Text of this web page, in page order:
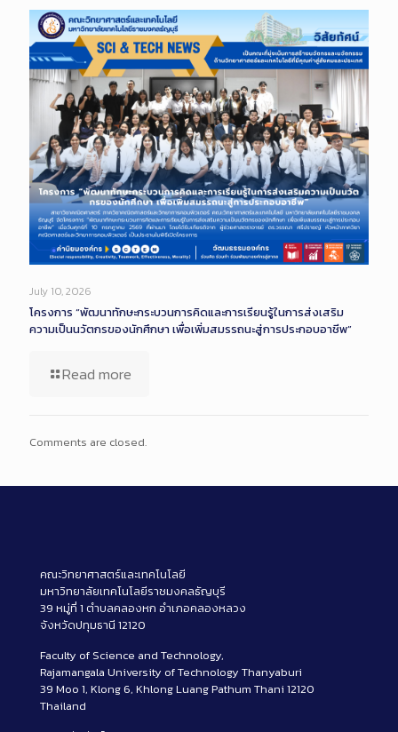
July 10, 2026
โครงการ “พัฒนาทักษะกระบวนการคิดและการเรียนรู้ในการส่งเสริม
ความเป็นนวัตกรของนักศึกษา เพื่อเพิ่มสมรรถนะสู่การประกอบอาชีพ”
Read more
Comments are closed.
คณะวิทยาศาสตร์และเทคโนโลยี
มหาวิทยาลัยเทคโนโลยีราชมงคลธัญบุรี
39 หมู่ที่ 1 ตำบลคลองหก อำเภอคลองหลวง
จังหวัดปทุมธานี 12120
Faculty of Science and Technology,
Rajamangala University of Technology Thanyaburi
39 Moo 1, Klong 6, Khlong Luang Pathum Thani 12120
Thailand